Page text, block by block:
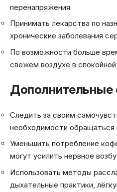
перенапряжения
Принимать лекарства по
хронические заболевания
По возможности больше
свежем воздухе в
Дополнительные
Следить за своим
необходимости обращаться
Уменьшить потребление
могут усилить нервное
Использовать методы
дыхательные практики,